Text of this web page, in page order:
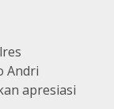
Andri
apresiasi